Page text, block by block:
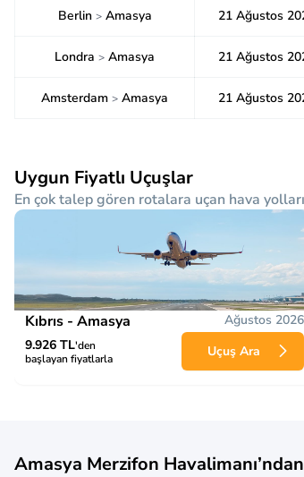
Berlin >Amasya 21 Ağustos
Londra > Amasya 21 Ağustos
Amsterdam > Amasya 21 Ağustos
Uygun Fiyatlı Uçuşlar
En çok talep gören rotalara uçan hava
Kıbrıs - Amasya
Ağustos 2026
9.926 TL'den
başlayan fiyatlarla
Uçuş Ara
Amasya Merzifon